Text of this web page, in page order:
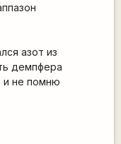
азот из
демпфера
и не помню